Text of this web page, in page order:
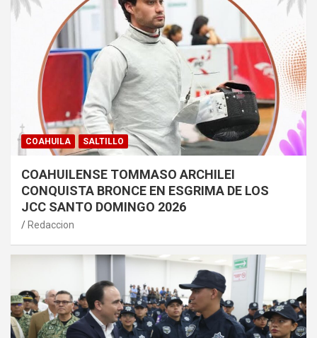
COAHUILA SALTILLO
COAHUILENSE TOMMASO ARCHILEI
CONQUISTA BRONCE EN ESGRIMA DE LOS
JCC SANTO DOMINGO 2026
Redaccion